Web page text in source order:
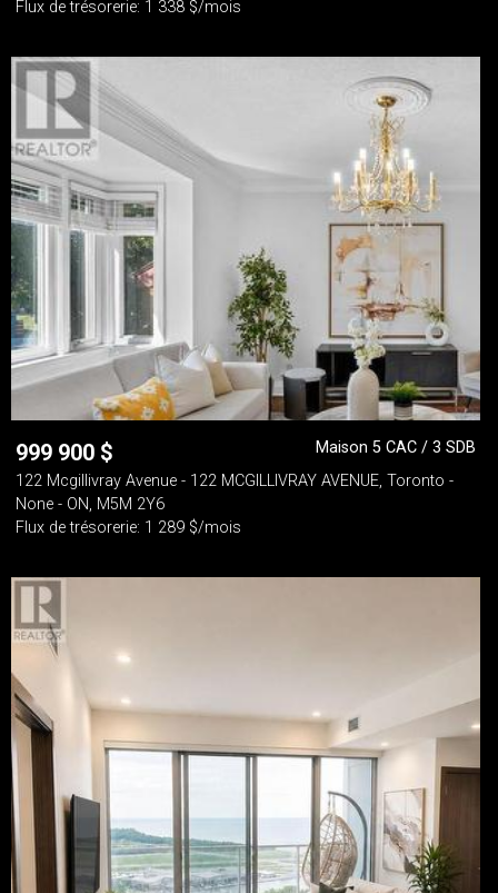
Flux de trésorerie: 1 338 $/mois
999 900 $
Maison 5 CAC / 3 SDB
122 Mcgillivray Avenue - 122 MCGILLIVRAY AVENUE, Toronto -
None - ON, M5M 2Y6
Flux de trésorerie: 1 289 $/mois